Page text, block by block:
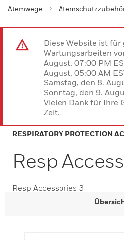
Atemwege
Diese Website ist für
Wartungsarbeiten
August, 07:00 PM
August, 05:00 AM
Samstag, den 8.
Sonntag, den 9.
Vielen Dank für Ihre
Zeit.
RESPIRATORY PROTECTION
Resp
Resp Accessories 3